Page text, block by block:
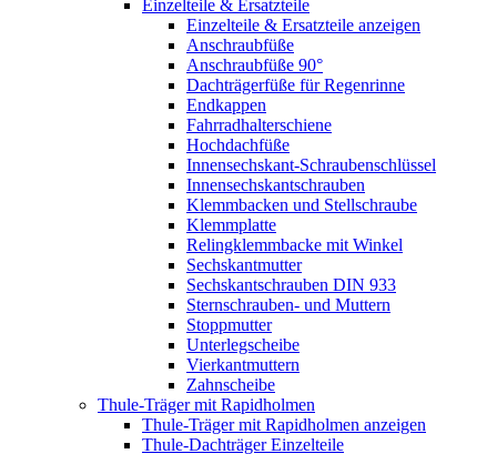
Einzelteile & Ersatzteile
Einzelteile & Ersatzteile anzeigen
Anschraubfüße
Anschraubfüße 90°
Dachträgerfüße für Regenrinne
Endkappen
Fahrradhalterschiene
Hochdachfüße
Innensechskant-Schraubenschlüssel
Innensechskantschrauben
Klemmbacken und Stellschraube
Klemmplatte
Relingklemmbacke mit Winkel
Sechskantmutter
Sechskantschrauben DIN 933
Sternschrauben- und Muttern
Stoppmutter
Unterlegscheibe
Vierkantmuttern
Zahnscheibe
Thule-Träger mit Rapidholmen
Thule-Träger mit Rapidholmen anzeigen
Thule-Dachträger Einzelteile